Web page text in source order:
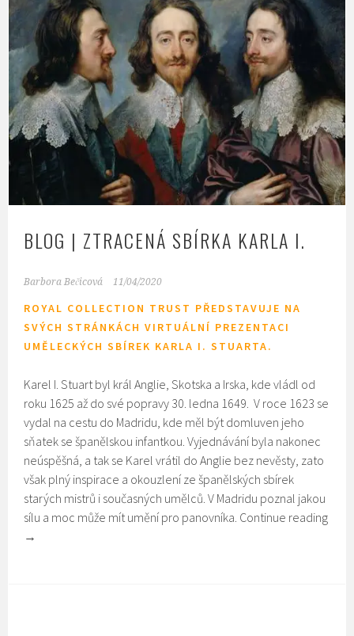
BLOG | ZTRACENÁ SBÍRKA KARLA I.
Barbora Bečicová 11/04/2020
ROYAL COLLECTION TRUST PŘEDSTAVUJE NA
SVÝCH STRÁNKÁCH VIRTUÁLNÍ PREZENTACI
UMĚLECKÝCH SBÍREK KARLA I. STUARTA.
Karel I. Stuart byl král Anglie, Skotska a Irska, kde vládl od
roku 1625 až do své popravy 30. ledna 1649. V roce 1623 se
vydal na cestu do Madridu, kde měl být domluven jeho
sňatek se španělskou infantkou. Vyjednávání byla nakonec
neúspěšná, a tak se Karel vrátil do Anglie bez nevěsty, zato
však plný inspirace a okouzlení ze španělských sbírek
starých mistrů i současných umělců. V Madridu poznal jakou
sílu a moc může mít umění pro panovníka. Continue reading
→